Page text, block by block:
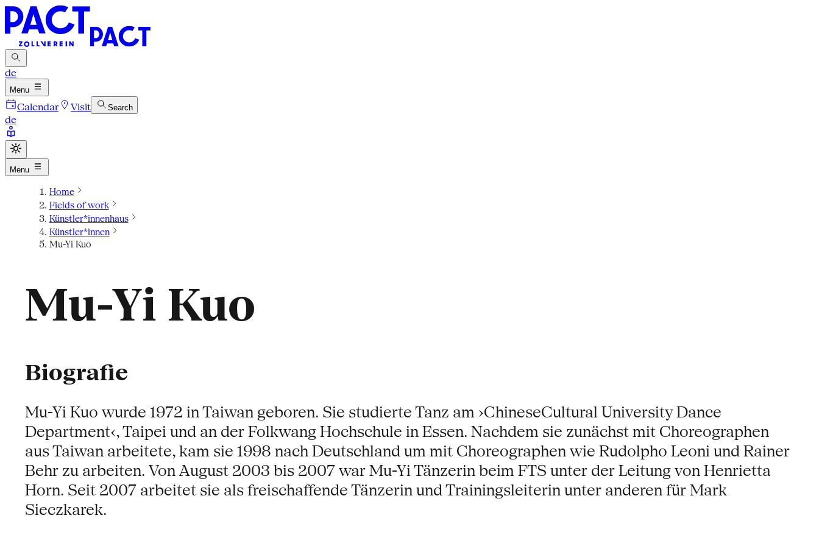
de
Menu
Calendar Visit Search
de
Menu
Home
Fields of work
Künstler*innenhaus
Künstler*innen
Mu-Yi Kuo
Mu-Yi Kuo
Biografie
Mu-Yi Kuo wurde 1972 in Taiwan geboren. Sie studierte Tanz am ›ChineseCultural University Dance
Department‹, Taipei und an der Folkwang Hochschule in Essen. Nachdem sie zunächst mit Choreographen
aus Taiwan arbeitete, kam sie 1998 nach Deutschland um mit Choreographen wie Rudolpho Leoni und Rainer
Behr zu arbeiten. Von August 2003 bis 2007 war Mu-Yi Tänzerin beim FTS unter der Leitung von Henrietta
Horn. Seit 2007 arbeitet sie als freischaffende Tänzerin und Trainingsleiterin unter anderen für Mark
Sieczkarek.